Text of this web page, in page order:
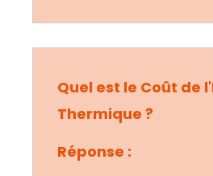
Quel est le Coût de
Thermique ?
Réponse :